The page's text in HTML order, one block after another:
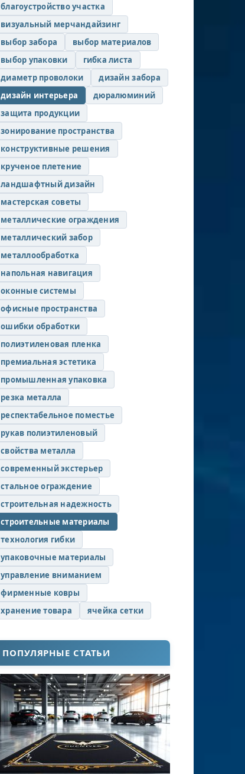
благоустройство участка
визуальный мерчандайзинг
выбор забора
выбор материалов
выбор упаковки
гибка листа
диаметр проволоки
дизайн забора
дизайн интерьера
дюралюминий
защита продукции
зонирование пространства
конструктивные решения
крученое плетение
ландшафтный дизайн
мастерская советы
металлические ограждения
металлический забор
металлообработка
напольная навигация
оконные системы
офисные пространства
ошибки обработки
полиэтиленовая пленка
премиальная эстетика
промышленная упаковка
резка металла
респектабельное поместье
рукав полиэтиленовый
свойства металла
современный экстерьер
стальное ограждение
строительная надежность
строительные материалы
технология гибки
упаковочные материалы
управление вниманием
фирменные ковры
хранение товара
ячейка сетки
ПОПУЛЯРНЫЕ СТАТЬИ